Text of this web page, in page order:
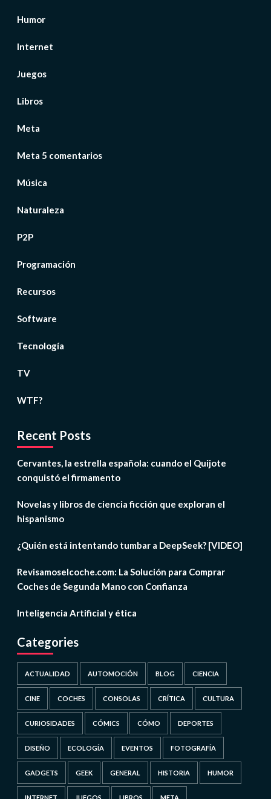
Humor
Internet
Juegos
Libros
Meta
Meta 5 comentarios
Música
Naturaleza
P2P
Programación
Recursos
Software
Tecnología
TV
WTF?
Recent Posts
Cervantes, la estrella española: cuando el Quijote
conquistó el firmamento
Novelas y libros de ciencia ficción que exploran el
hispanismo
¿Quién está intentando tumbar a DeepSeek? [VIDEO]
Revisamoselcoche.com: La Solución para Comprar
Coches de Segunda Mano con Confianza
Inteligencia Artificial y ética
Categories
ACTUALIDAD AUTOMOCIÓN BLOG CIENCIA
CINE COCHES CONSOLAS CRÍTICA CULTURA
CURIOSIDADES CÓMICS CÓMO DEPORTES
DISEÑO ECOLOGÍA EVENTOS FOTOGRAFÍA
GADGETS GEEK GENERAL HISTORIA HUMOR